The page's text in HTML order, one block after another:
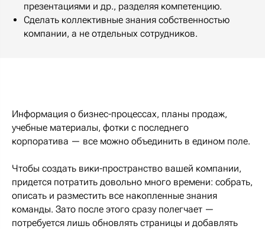
презентациями и др., разделяя компетенцию.
Сделать коллективные знания собственностью
компании, а не отдельных сотрудников.
Информация о бизнес-процессах, планы продаж,
учебные материалы, фотки с последнего
корпоратива — все можно объединить в едином поле.
Чтобы создать вики-пространство вашей компании,
придется потратить довольно много времени: собрать,
описать и разместить все накопленные знания
команды. Зато после этого сразу полегчает —
потребуется лишь обновлять страницы и добавлять